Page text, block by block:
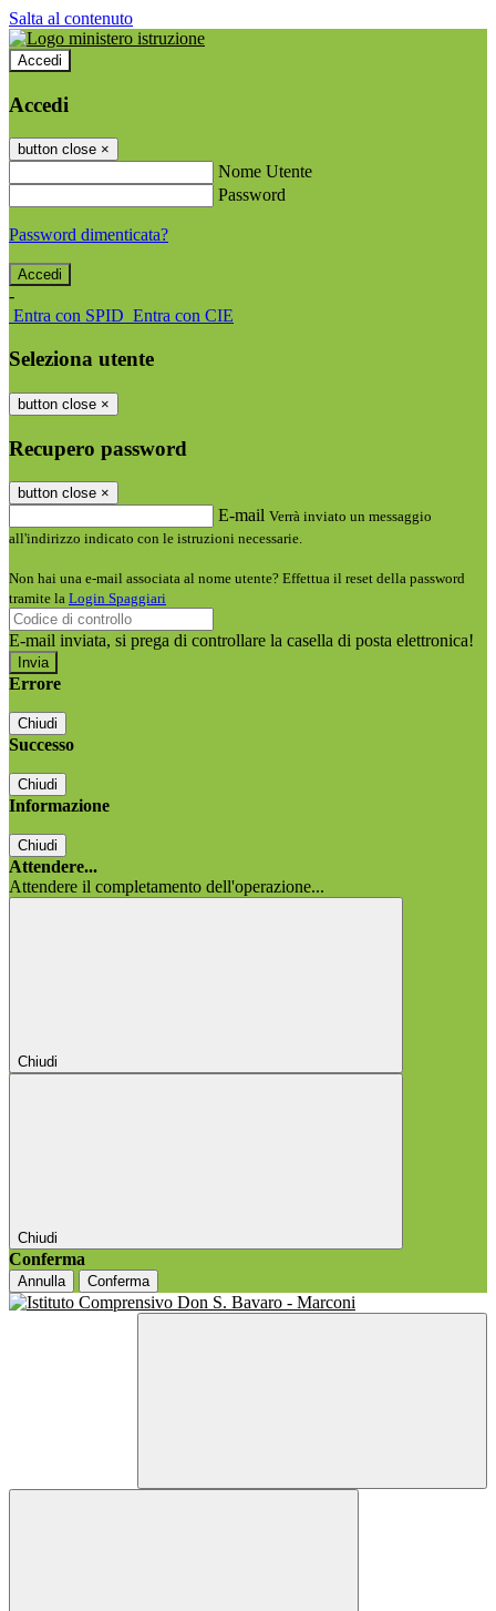
Salta al contenuto
Accedi
Accedi
button close ×
Nome Utente
Password
Password dimenticata?
-
Entra con SPID Entra con CIE
Seleziona utente
button close ×
Recupero password
button close ×
E-mail Verrà inviato un messaggio
all'indirizzo indicato con le istruzioni necessarie.
Non hai una e-mail associata al nome utente? Effettua il reset della password
tramite la Login Spaggiari
E-mail inviata, si prega di controllare la casella di posta elettronica!
Errore
Chiudi
Successo
Chiudi
Informazione
Chiudi
Attendere...
Attendere il completamento dell'operazione...
Chiudi
Chiudi
Conferma
Annulla Conferma